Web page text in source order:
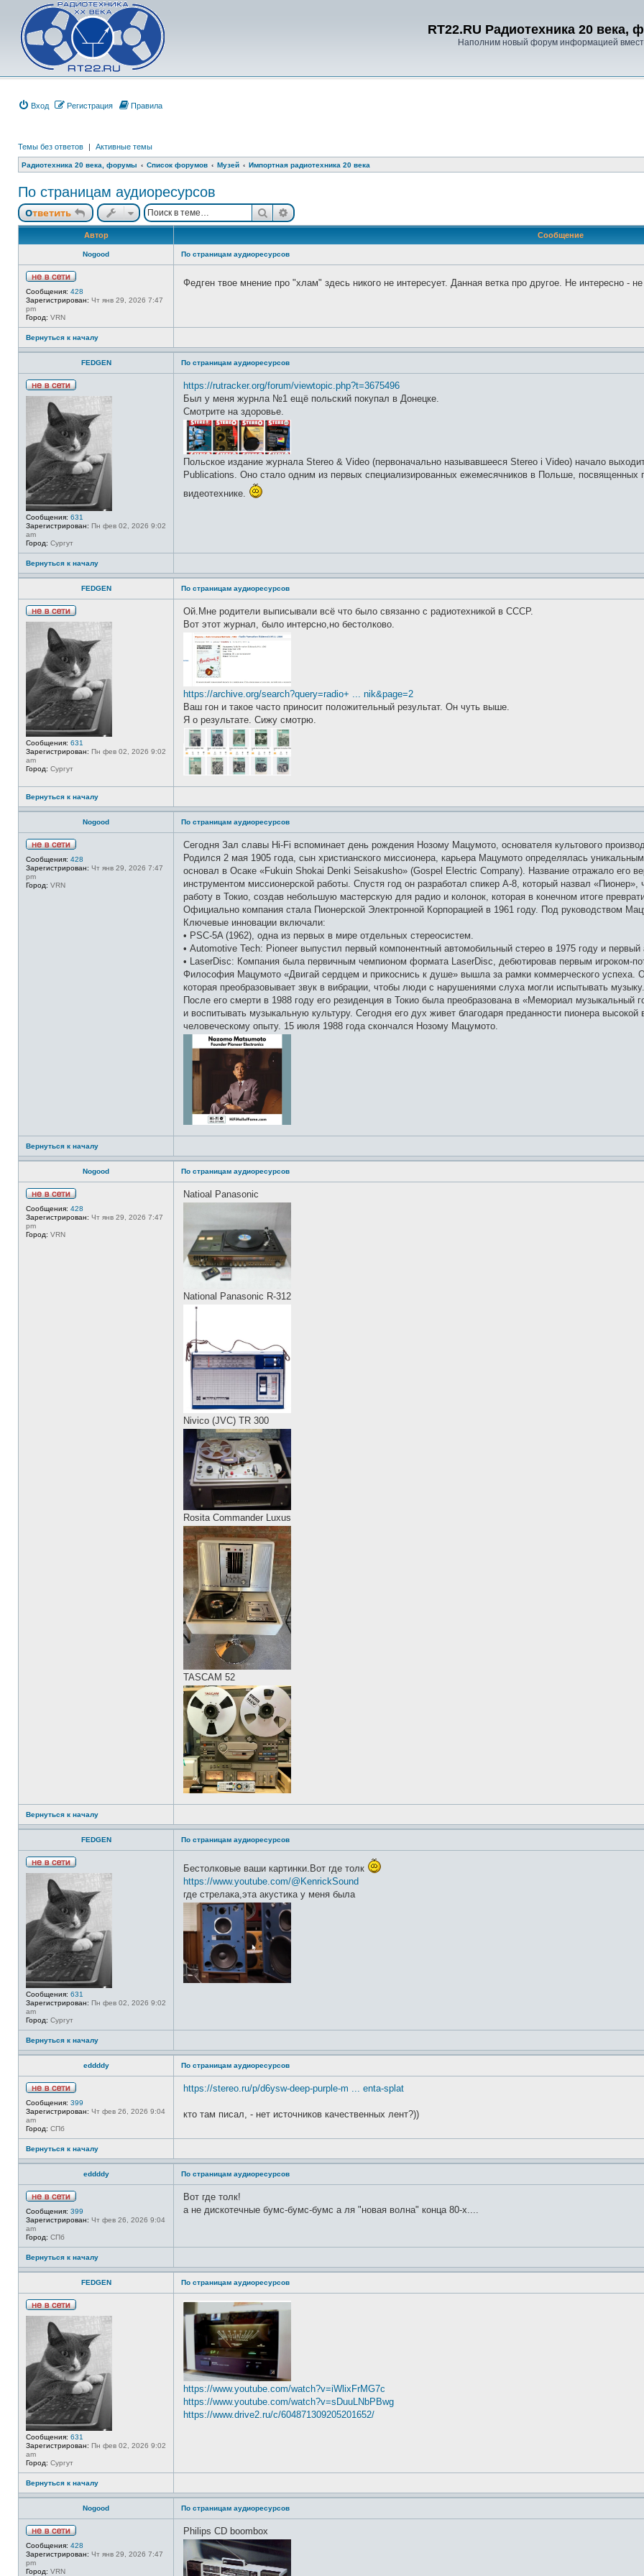
RT22.RU Радиотехника 20 века,
Наполним новый форум информацией
Вход Регистрация Правила
Темы без ответов | Активные темы
Радиотехника 20 века, форумы Список форумов Музей Импортная радиотехника 20 века
По страницам аудиоресурсов
Ответить ПоискРасширенный поиск
Автор Сообщение
Nogood
е
в
т
и
Сообщения: 428
Зарегистрирован: Чт янв 29, 2026 7:47
pm
Город: VRN
По страницам аудиоресурсов
Федген твое мнение про "хлам" здесь никого не интересует. Данная ветка про другое. Не интересно - не
Вернуться к началу
FEDGEN
Н
с
е
т
и
Сообщения: 631
Зарегистрирован: Пн фев 02, 2026 9:02
am
Город: Сургут
По страницам аудиоресурсов
https://rutracker.org/forum/viewtopic.php?t=3675496
Был у меня журнла №1 ещё польский покупал в Донецке.
Смотрите на здоровье.
Польское издание журнала Stereo & Video (первоначально называвшееся Stereo i Video) начало
Publications. Оно стало одним из первых специализированных ежемесячников в Польше, посвященных
видеотехнике.
Вернуться к началу
FEDGEN
Н
с
е
т
и
Сообщения: 631
Зарегистрирован: Пн фев 02, 2026 9:02
am
Город: Сургут
По страницам аудиоресурсов
Ой.Мне родители выписывали всё что было связанно с радиотехникой в СССР.
Вот этот журнал, было интерсно,но бестолково.
https://archive.org/search?query=radio+ ... nik&page=2
Ваш гон и такое часто приносит положительный результат. Он чуть выше.
Я о результате. Сижу смотрю.
Вернуться к началу
Nogood
е
в
Сообщения: 428
Зарегистрирован: Чт янв 29, 2026 7:47
pm
Город: VRN
По страницам аудиоресурсов
Сегодня Зал славы Hi-Fi вспоминает день рождения Нозому Мацумото, основателя культового
Родился 2 мая 1905 года, сын христианского миссионера, карьера Мацумото определялась
основал в Осаке «Fukuin Shokai Denki Seisakusho» (Gospel Electric Company). Название отражало его
инструментом миссионерской работы. Спустя год он разработал спикер А-8, который назвал «Пионер»,
работу в Токио, создав небольшую мастерскую для радио и колонок, которая в конечном итоге
Официально компания стала Пионерской Электронной Корпорацией в 1961 году. Под руководством
Ключевые инновации включали:
• PSC-5A (1962), одна из первых в мире отдельных стереосистем.
• Automotive Tech: Pioneer выпустил первый компонентный автомобильный стерео в 1975 году и
• LaserDisc: Компания была первичным чемпионом формата LaserDisc, дебютировав первым игроком-
Философия Мацумото «Двигай сердцем и прикоснись к душе» вышла за рамки коммерческого успеха.
которая преобразовывает звук в вибрации, чтобы люди с нарушениями слуха могли испытывать музыку.
После его смерти в 1988 году его резиденция в Токио была преобразована в «Мемориал
и воспитывать музыкальную культуру. Сегодня его дух живет благодаря преданности пионера
человеческому опыту. 15 июля 1988 года скончался Нозому Мацумото.
Вернуться к началу
Nogood
е
в
Сообщения: 428
Зарегистрирован: Чт янв 29, 2026 7:47
pm
Город: VRN
По страницам аудиоресурсов
Natioal Panasonic
National Panasonic R-312
Nivico (JVC) TR 300
Rosita Commander Luxus
TASCAM 52
Вернуться к началу
FEDGEN
Н
с
е
т
и
Сообщения: 631
Зарегистрирован: Пн фев 02, 2026 9:02
am
Город: Сургут
По страницам аудиоресурсов
Бестолковые ваши картинки.Вот где толк
https://www.youtube.com/@KenrickSound
где стрелака,эта акустика у меня была
Вернуться к началу
eddddy
е
в
т
и
Сообщения: 399
Зарегистрирован: Чт фев 26, 2026 9:04
am
Город: СПб
По страницам аудиоресурсов
https://stereo.ru/p/d6ysw-deep-purple-m ... enta-splat
кто там писал, - нет источников качественных лент?))
Вернуться к началу
eddddy
е
в
т
и
Сообщения: 399
Зарегистрирован: Чт фев 26, 2026 9:04
am
Город: СПб
По страницам аудиоресурсов
Вот где толк!
а не дискотечные бумс-бумс-бумс а ля "новая волна" конца 80-х....
Вернуться к началу
FEDGEN
Н
с
е
т
и
Сообщения: 631
Зарегистрирован: Пн фев 02, 2026 9:02
am
Город: Сургут
По страницам аудиоресурсов
https://www.youtube.com/watch?v=iWlixFrMG7c
https://www.youtube.com/watch?v=sDuuLNbPBwg
https://www.drive2.ru/c/604871309205201652/
Вернуться к началу
Nogood
е
в
Сообщения: 428
Зарегистрирован: Чт янв 29, 2026 7:47
pm
Город: VRN
По страницам аудиоресурсов
Philips CD boombox